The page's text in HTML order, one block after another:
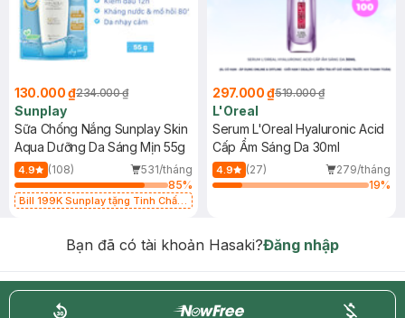
130.000 ₫234.000 ₫
Sunplay
Sữa Chống Nắng Sunplay Skin
Aqua Dưỡng Da Sáng Mịn 55g
4.9 (108)
531/tháng
85%
Bill 199K Sunplay tặng Tinh Chất
297.000 ₫519.000 ₫
L'Oreal
Serum L'Oreal Hyaluronic Acid
Cấp Ẩm Sáng Da 30ml
4.9 (27)
279/tháng
19%
Bạn đã có tài khoản Hasaki?Đăng nhập